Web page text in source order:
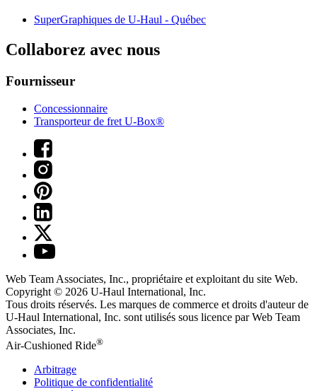
SuperGraphiques de U-Haul - Québec
Collaborez avec nous
Fournisseur
Concessionnaire
Transporteur de fret U-Box®
Web Team Associates, Inc., propriétaire et exploitant du site Web.
Copyright © 2026 U-Haul International, Inc.
Tous droits réservés. Les marques de commerce et droits d'auteur de
U-Haul International, Inc. sont utilisés sous licence par Web Team
Associates, Inc.
Air-Cushioned Ride®
Arbitrage
Politique de confidentialité